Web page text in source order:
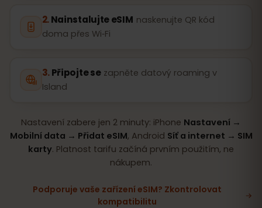
Nainstalujte eSIM naskenujte QR kód
doma přes Wi‑Fi
Připojte se zapněte datový roaming v
Island
Nastavení zabere jen 2 minuty: iPhone Nastavení →
Mobilní data → Přidat eSIM, Android Síť a internet → SIM
karty. Platnost tarifu začíná prvním použitím, ne
nákupem.
Podporuje vaše zařízení eSIM? Zkontrolovat
kompatibilitu